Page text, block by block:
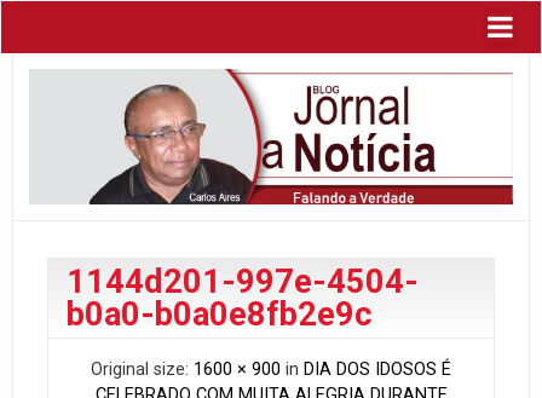
1144d201-997e-4504-
b0a0-b0a0e8fb2e9c
Original size: 1600 × 900 in DIA DOS IDOSOS É